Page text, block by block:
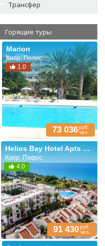
Трансфер
Горящие туры
Marion
Кипр, Полис
1.0
73 036руб.
чел.
Helios Bay Hotel Apts & Villas
Кипр, Пафос
4.0
91 430руб.
чел.